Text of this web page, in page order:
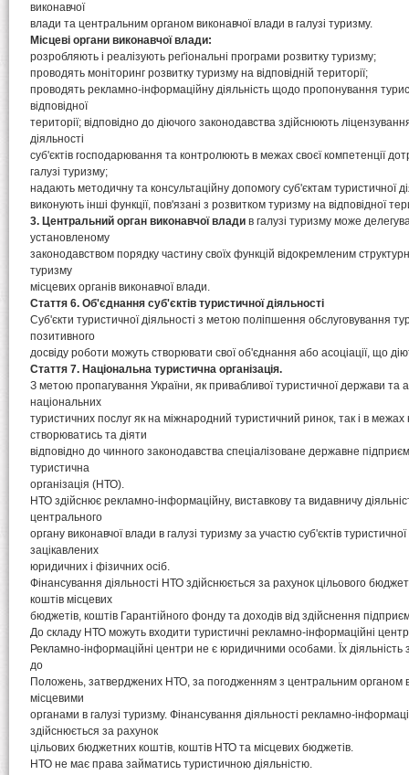
виконавчої
влади та центральним органом виконавчої влади в галузі туризму.
Місцеві органи виконавчої влади:
розробляють і реалізують реґіональні програми розвитку туризму;
проводять моніторинг розвитку туризму на відповідній території;
проводять рекламно-інформаційну діяльність щодо пропонування
відповідної
території; відповідно до діючого законодавства здійснюють
діяльності
суб'єктів господарювання та контролюють в межах своєї компетенції
галузі туризму;
надають методичну та консультаційну допомогу суб'єктам туристичної
виконують інші функції, пов'язані з розвитком туризму на відповідної
3. Центральний орган виконавчої влади в галузі туризму може
установленому
законодавством порядку частину своїх функцій відокремленим
туризму
місцевих органів виконавчої влади.
Стаття 6. Об'єднання суб'єктів туристичної діяльності
Суб'єкти туристичної діяльності з метою поліпшення обслуговування
позитивного
досвіду роботи можуть створювати свої об'єднання або асоціації, що
Стаття 7. Національна туристична організація.
З метою пропагування України, як привабливої туристичної держави та
національних
туристичних послуг як на міжнародний туристичний ринок, так і в межах
створюватись та діяти
відповідно до чинного законодавства спеціалізоване державне
туристична
організація (НТО).
НТО здійснює рекламно-інформаційну, виставкову та видавничу
центрального
органу виконавчої влади в галузі туризму за участю суб'єктів
зацікавлених
юридичних і фізичних осіб.
Фінансування діяльності НТО здійснюється за рахунок цільового
коштів місцевих
бюджетів, коштів Гарантійного фонду та доходів від здійснення
До складу НТО можуть входити туристичні рекламно-інформаційні
Рекламно-інформаційні центри не є юридичними особами. Їх діяльність
до
Положень, затверджених НТО, за погодженням з центральним органом
місцевими
органами в галузі туризму. Фінансування діяльності рекламно-
здійснюється за рахунок
цільових бюджетних коштів, коштів НТО та місцевих бюджетів.
НТО не має права займатись туристичною діяльністю.